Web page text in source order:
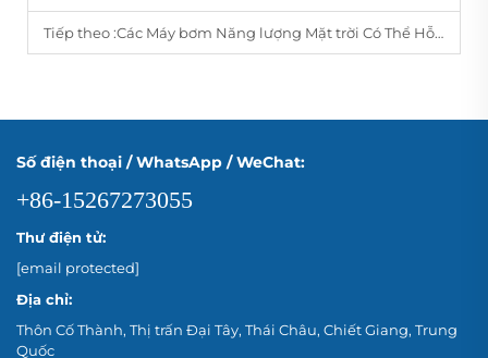
Tiếp theo :Các Máy bơm Năng lượng Mặt trời Có Thể Hỗ Trợ Hệ Thống Tưới Nông Nghiệp Bền Vững Như Thế Nào?
Số điện thoại / WhatsApp / WeChat:
+86-15267273055
Thư điện tử:
[email protected]
Địa chỉ:
Thôn Cố Thành, Thị trấn Đại Tây, Thái Châu, Chiết Giang, Trung
Quốc